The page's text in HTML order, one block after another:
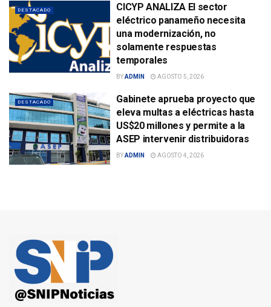
DESTACADO
CICYP ANALIZA El sector
eléctrico panameño necesita
una modernización, no
solamente respuestas
temporales
BYADMIN AGOSTO 5, 2026
DESTACADO
Gabinete aprueba proyecto que
eleva multas a eléctricas hasta
US$20 millones y permite a la
ASEP intervenir distribuidoras
BYADMIN AGOSTO 4, 2026